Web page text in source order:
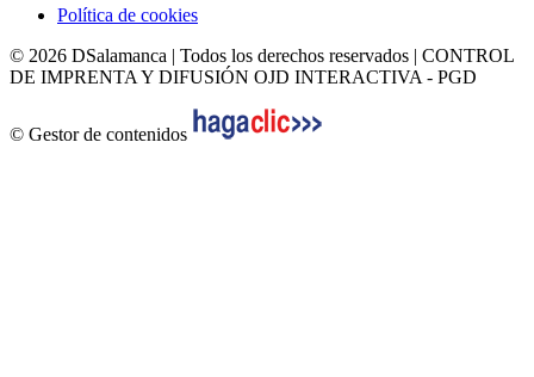
Política de cookies
© 2026 DSalamanca | Todos los derechos reservados | CONTROL
DE IMPRENTA Y DIFUSIÓN OJD INTERACTIVA - PGD
© Gestor de contenidos